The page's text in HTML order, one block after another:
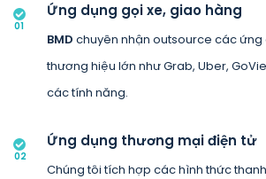
01
Ứng dụng gọi xe, giao hàng
BMD chuyên nhận outsource các
thương hiệu lớn như Grab, Uber,
các tính năng.
02
Ứng dụng thương mại điện tử
Chúng tôi tích hợp các hình thức